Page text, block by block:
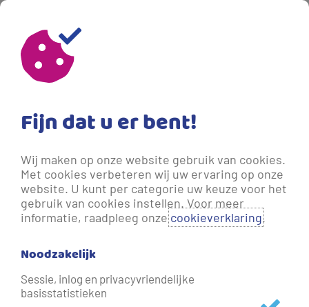
Legionellapreventie
Fijn dat u er bent!
Wij maken op onze website gebruik van cookies.
Met cookies verbeteren wij uw ervaring op onze
website. U kunt per categorie uw keuze voor het
gebruik van cookies instellen. Voor meer
informatie, raadpleeg onzecookieverklaring.
Noodzakelijk
Sessie, inlog en privacyvriendelijke
basisstatistieken